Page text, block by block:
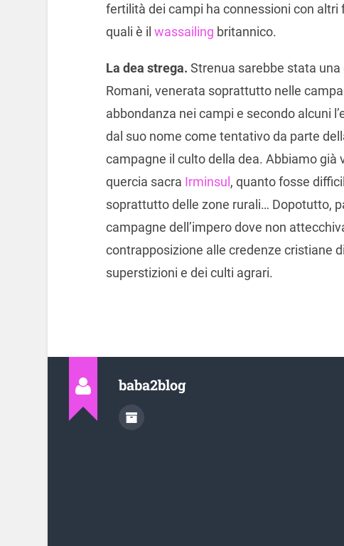
fertilità dei campi ha connessioni con
quali è il wassailing britannico.
La dea strega. Strenua sarebbe stata
Romani, venerata soprattutto nelle
abbondanza nei campi e secondo alcuni
dal suo nome come tentativo da parte
campagne il culto della dea. Abbiamo già
quercia sacra Irminsul , quanto fosse
soprattutto delle zone rurali… Dopotutto,
campagne dell’impero dove non
contrapposizione alle credenze cristiane
superstizioni e dei culti agrari.
baba2blog